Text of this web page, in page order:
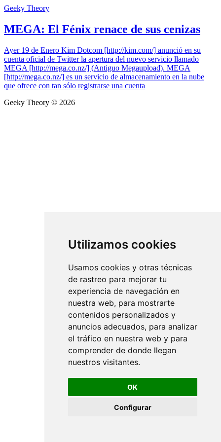
Utilizamos cookies
Usamos cookies y otras técnicas
de rastreo para mejorar tu
experiencia de navegación en
nuestra web, para mostrarte
contenidos personalizados y
anuncios adecuados, para analizar
el tráfico en nuestra web y para
comprender de donde llegan
nuestros visitantes.
OK
Configurar
Geeky Theory
MEGA: El Fénix renace de sus cenizas
Ayer 19 de Enero Kim Dotcom [http://kim.com/] anunció en su
cuenta oficial de Twitter la apertura del nuevo servicio llamado
MEGA [http://mega.co.nz/] (Antiguo Megaupload). MEGA
[http://mega.co.nz/] es un servicio de almacenamiento en la nube
que ofrece con tan sólo registrarse una cuenta
Geeky Theory © 2026